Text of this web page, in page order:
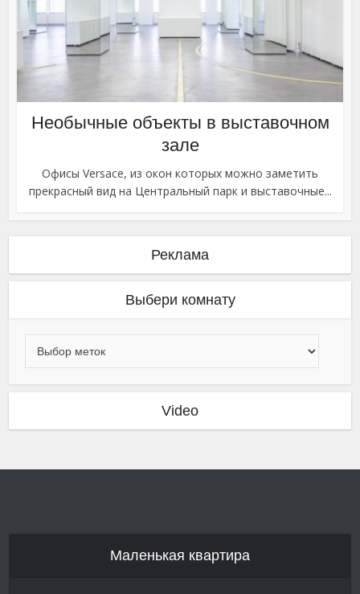
Необычные объекты в выставочном
зале
Офисы Versace, из окон которых можно заметить
прекрасный вид на Центральный парк и выставочные...
Реклама
Выбери комнату
Video
Маленькая квартира